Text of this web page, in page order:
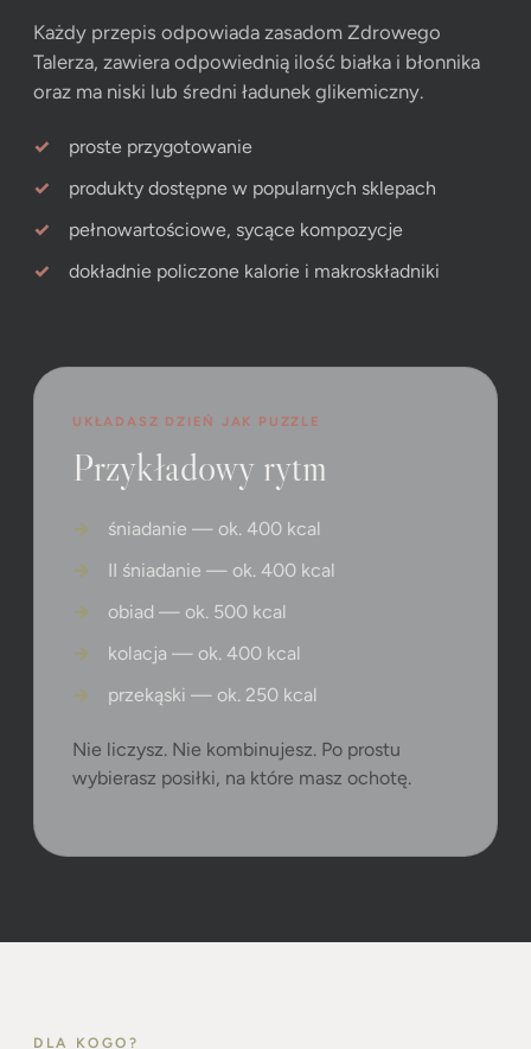
Każdy przepis odpowiada zasadom Zdrowego
Talerza, zawiera odpowiednią ilość białka i błonnika
oraz ma niski lub średni ładunek glikemiczny.
proste przygotowanie
produkty dostępne w popularnych sklepach
pełnowartościowe, sycące kompozycje
dokładnie policzone kalorie i makroskładniki
UKŁADASZ DZIEŃ JAK PUZZLE
Przykładowy rytm
śniadanie — ok. 400 kcal
II śniadanie — ok. 400 kcal
obiad — ok. 500 kcal
kolacja — ok. 400 kcal
przekąski — ok. 250 kcal
Nie liczysz. Nie kombinujesz. Po prostu
wybierasz posiłki, na które masz ochotę.
DLA KOGO?